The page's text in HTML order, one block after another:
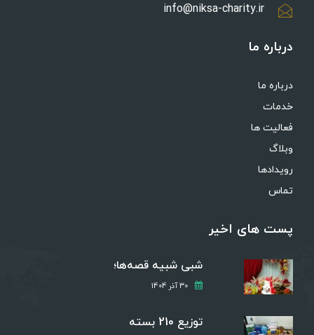
info@niksa-charity.ir
درباره ما
درباره ما
خدمات
فعالیت ها
وبلاگ
رویدادها
تماس
پست های اخیر
شبی شبیه قصه‌ها؛
30 آذر 1404
توزیع 210 بسته